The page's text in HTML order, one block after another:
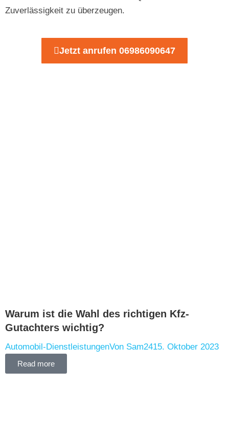
Zuverlässigkeit zu überzeugen.
Jetzt anrufen 06986090647
Warum ist die Wahl des richtigen Kfz-
Gutachters wichtig?
Automobil-DienstleistungenVon Sam2415. Oktober 2023
Read more